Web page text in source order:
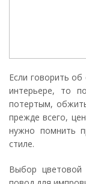
Если говорить
интерьере, то
потертым,
прежде всего,
нужно помнить
стиле.
Выбор